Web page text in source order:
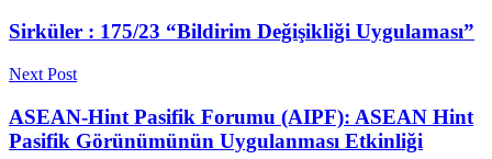
Sirküler : 175/23 “Bildirim Değişikliği Uygulaması”
Next Post
ASEAN-Hint Pasifik Forumu (AIPF): ASEAN Hint
Pasifik Görünümünün Uygulanması Etkinliği